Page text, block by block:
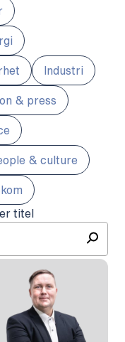
Industri
& press
& culture
titel